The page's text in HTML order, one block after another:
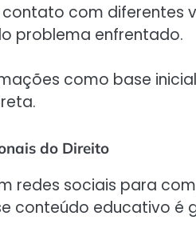
com diferentes
problema enfrentado.
como base
do Direito
redes sociais para
conteúdo educativo é